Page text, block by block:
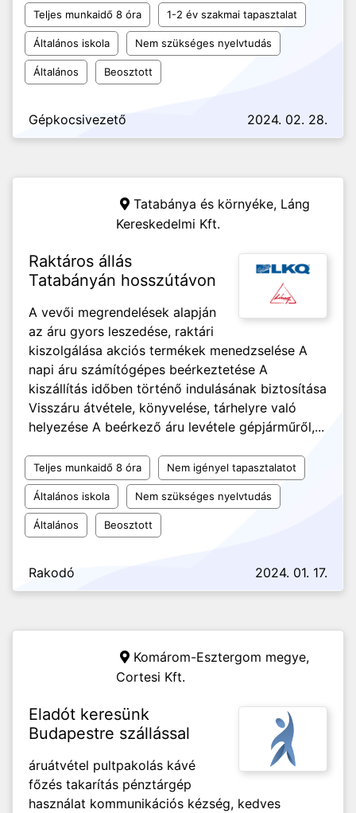
Teljes munkaidő 8 óra 1-2 év szakmai tapasztalat
Általános iskola Nem szükséges nyelvtudás
Általános Beosztott
Gépkocsivezető 2024. 02. 28.
Tatabánya és környéke, Láng
Kereskedelmi Kft.
Raktáros állás
Tatabányán hosszútávon
A vevői megrendelések alapján
az áru gyors leszedése, raktári
kiszolgálása akciós termékek menedzselése A
napi áru számítógépes beérkeztetése A
kiszállítás időben történő indulásának biztosítása
Visszáru átvétele, könyvelése, tárhelyre való
helyezése A beérkező áru levétele gépjárműről,...
Teljes munkaidő 8 óra Nem igényel tapasztalatot
Általános iskola Nem szükséges nyelvtudás
Általános Beosztott
Rakodó 2024. 01. 17.
Komárom-Esztergom megye,
Cortesi Kft.
Eladót keresünk
Budapestre szállással
áruátvétel pultpakolás kávé
főzés takarítás pénztárgép
használat kommunikációs kézség, kedves